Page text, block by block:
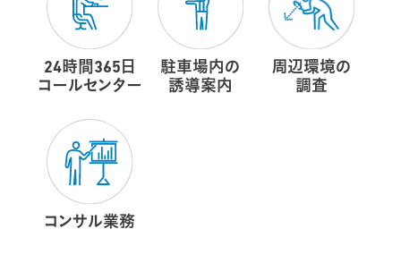
24時間365日
コールセンター
駐車場内の
誘導案内
周辺環境の
調査
コンサル業務